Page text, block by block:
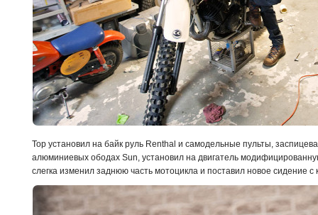
Тор установил на байк руль Renthal и самодельные пульты,
алюминиевых ободах Sun, установил на двигатель
слегка изменил заднюю часть мотоцикла и поставил новое сидение